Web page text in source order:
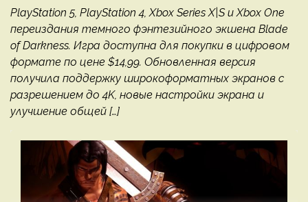
PlayStation 5, PlayStation 4, Xbox Series X|S и Xbox One
переиздания темного фэнтезийного экшена Blade
of Darkness. Игра доступна для покупки в цифровом
формате по цене $14,99. Обновленная версия
получила поддержку широкоформатных экранов с
разрешением до 4K, новые настройки экрана и
улучшение общей […]